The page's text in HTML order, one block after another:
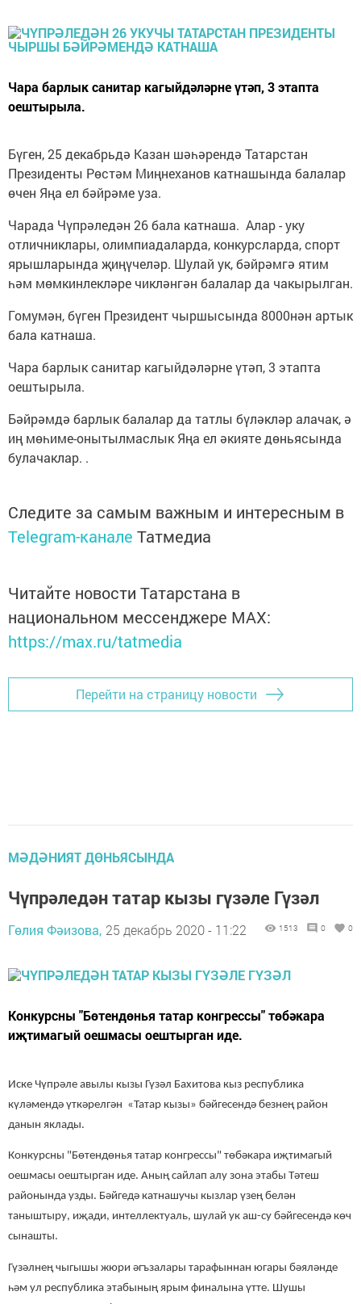
Чара барлык санитар кагыйдәләрне үтәп, 3 этапта
оештырыла.
Бүген, 25 декабрьдә Казан шәһәрендә Татарстан
Президенты Рөстәм Миңнеханов катнашында балалар
өчен Яңа ел бәйрәме уза.
Чарада Чүпрәледән 26 бала катнаша. Алар - уку
отличниклары, олимпиадаларда, конкурсларда, спорт
ярышларында җиңүчеләр. Шулай ук, бәйрәмгә ятим
һәм мөмкинлекләре чикләнгән балалар да чакырылган.
Гомумән, бүген Президент чыршысында 8000нән артык
бала катнаша.
Чара барлык санитар кагыйдәләрне үтәп, 3 этапта
оештырыла.
Бәйрәмдә барлык балалар да татлы бүләкләр алачак, ә
иң мөһиме-онытылмаслык Яңа ел әкияте дөньясында
булачаклар. .
Следите за самым важным и интересным в
Telegram-канале Татмедиа
Читайте новости Татарстана в
национальном мессенджере MАХ:
https://max.ru/tatmedia
Перейти на страницу новости
МӘДӘНИЯТ ДӨНЬЯСЫНДА
Чүпрәледән татар кызы гүзәле Гүзәл
Гөлия Фәизова, 25 декабрь 2020 - 11:22 1513 0 0
Конкурсны "Бөтендөнья татар конгрессы" төбәкара
иҗтимагый оешмасы оештырган иде.
Иске Чүпрәле авылы кызы Гүзәл Бахитова кыз республика
күләмендә үткәрелгән «Татар кызы» бәйгесендә безнең район
данын яклады.
Конкурсны "Бөтендөнья татар конгрессы" төбәкара иҗтимагый
оешмасы оештырган иде. Аның сайлап алу зона этабы Тәтеш
районында узды. Бәйгедә катнашучы кызлар үзең белән
таныштыру, иҗади, интеллектуаль, шулай ук аш-су бәйгесендә көч
сынашты.
Гүзәлнең чыгышы жюри әгъзалары тарафыннан югары бәяләнде
һәм ул республика этабының ярым финалына үтте. Шушы